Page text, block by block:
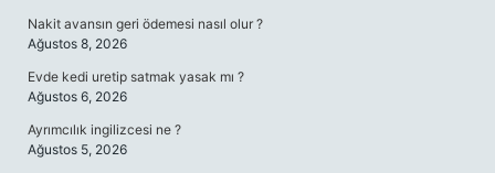
Nakit avansın geri ödemesi nasıl olur ?
Ağustos 8, 2026
Evde kedi uretip satmak yasak mı ?
Ağustos 6, 2026
Ayrımcılık ingilizcesi ne ?
Ağustos 5, 2026